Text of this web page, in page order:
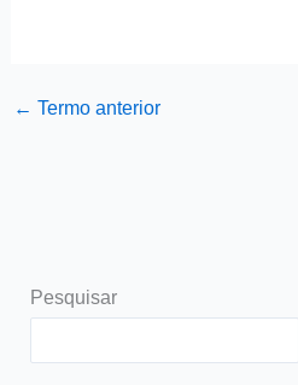
← Termo anterior
Pesquisar